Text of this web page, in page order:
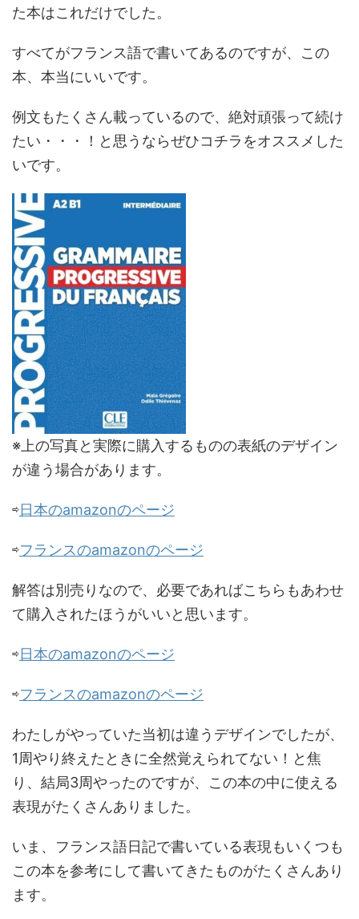
た本はこれだけでした。
すべてがフランス語で書いてあるのですが、この
本、本当にいいです。
例文もたくさん載っているので、絶対頑張って続け
たい・・・！と思うならぜひコチラをオススメした
いです。
※上の写真と実際に購入するものの表紙のデザイン
が違う場合があります。
⇨日本のamazonのページ
⇨フランスのamazonのページ
解答は別売りなので、必要であればこちらもあわせ
て購入されたほうがいいと思います。
⇨日本のamazonのページ
⇨フランスのamazonのページ
わたしがやっていた当初は違うデザインでしたが、
1周やり終えたときに全然覚えられてない！と焦
り、結局3周やったのですが、この本の中に使える
表現がたくさんありました。
いま、フランス語日記で書いている表現もいくつも
この本を参考にして書いてきたものがたくさんあり
ます。